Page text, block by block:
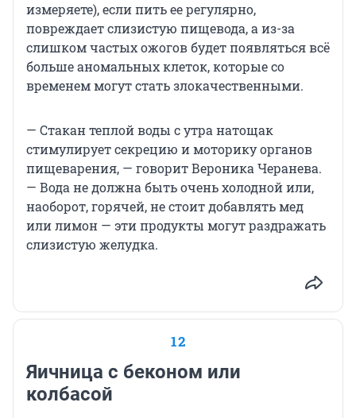
измеряете), если пить ее регулярно,
повреждает слизистую пищевода, а из-за
слишком частых ожогов будет появляться всё
больше аномальных клеток, которые со
временем могут стать злокачественными.
— Стакан теплой воды с утра натощак
стимулирует секрецию и моторику органов
пищеварения, — говорит Вероника Черанева.
— Вода не должна быть очень холодной или,
наоборот, горячей, не стоит добавлять мед
или лимон — эти продукты могут раздражать
слизистую желудка.
12
Яичница с беконом или
колбасой